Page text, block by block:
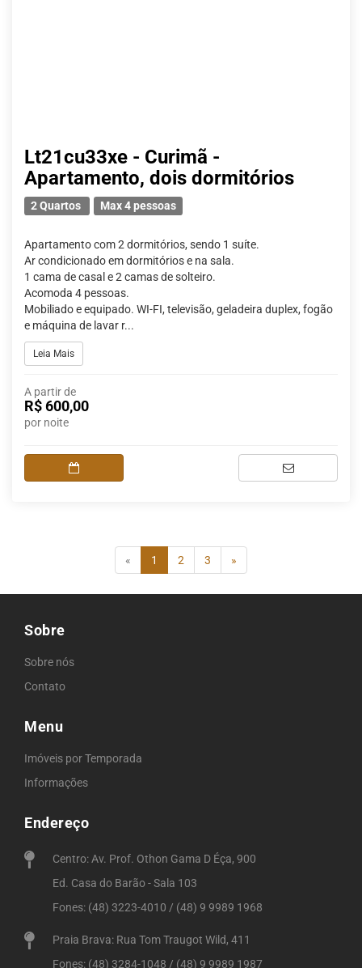
Lt21cu33xe - Curimã -
Apartamento, dois dormitórios
2 Quartos Max 4 pessoas
Apartamento com 2 dormitórios, sendo 1 suíte.
Ar condicionado em dormitórios e na sala.
1 cama de casal e 2 camas de solteiro.
Acomoda 4 pessoas.
Mobiliado e equipado. WI-FI, televisão, geladeira duplex, fogão
e máquina de lavar r...
Leia Mais
A partir de
R$ 600,00
por noite
« 1 (current)
2 3 »
Sobre
Sobre nós
Contato
Menu
Imóveis por Temporada
Informações
Endereço
Centro: Av. Prof. Othon Gama D Éça, 900
Ed. Casa do Barão - Sala 103
Fones: (48) 3223-4010 / (48) 9 9989 1968
Praia Brava: Rua Tom Traugot Wild, 411
Fones: (48) 3284-1048 / (48) 9 9989 1987